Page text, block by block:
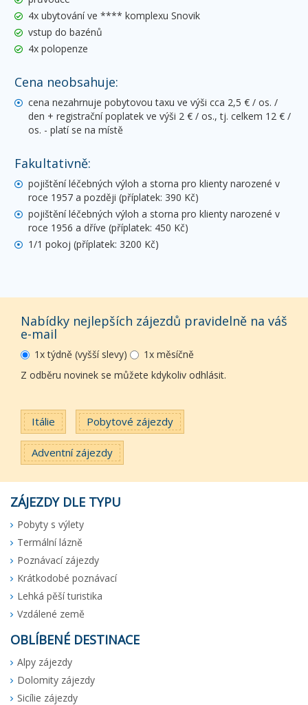
4x ubytování ve **** komplexu Snovik
vstup do bazénů
4x polopenze
Cena neobsahuje:
cena nezahrnuje pobytovou taxu ve výši cca 2,5 € / os. /
den + registrační poplatek ve výši 2 € / os., tj. celkem 12 € /
os. - platí se na místě
Fakultativně:
pojištění léčebných výloh a storna pro klienty narozené v
roce 1957 a později (příplatek: 390 Kč)
pojištění léčebných výloh a storna pro klienty narozené v
roce 1956 a dříve (příplatek: 450 Kč)
1/1 pokoj (příplatek: 3200 Kč)
Nabídky nejlepších zájezdů pravidelně na váš
e-mail
1x týdně (vyšší slevy)
1x měsíčně
Z odběru novinek se můžete kdykoliv odhlásit.
Itálie Pobytové zájezdy
Adventní zájezdy
ZÁJEZDY DLE TYPU
Pobyty s výlety
Termální lázně
Poznávací zájezdy
Krátkodobé poznávací
Lehká pěší turistika
Vzdálené země
OBLÍBENÉ DESTINACE
Alpy zájezdy
Dolomity zájezdy
Sicílie zájezdy